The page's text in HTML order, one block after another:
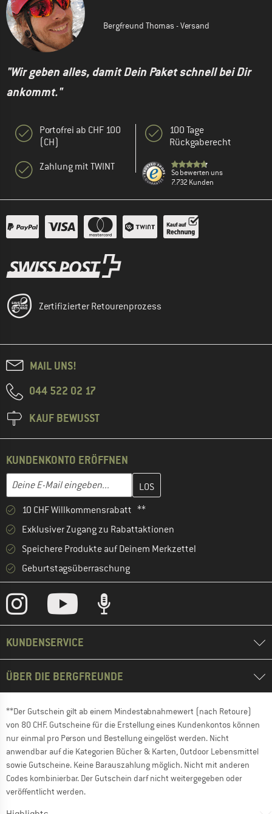
Bergfreund Thomas - Versand
"Wir geben alles, damit Dein Paket schnell bei Dir
ankommt."
Portofrei ab CHF 100
(CH)
Zahlung mit TWINT
100 Tage
Rückgaberecht
So bewerten uns
7.732 Kunden
Zertifizierter Retourenprozess
MAIL UNS!
044 522 02 17
KAUF BEWUSST
KUNDENKONTO ERÖFFNEN
E-Mail-Adresse
Gib hier deine E-Mail-Adresse ein und erstelle im nächsten
10 CHF Willkommensrabatt **
Exklusiver Zugang zu Rabattaktionen
Speichere Produkte auf Deinem Merkzettel
Geburtstagsüberraschung
KUNDENSERVICE
ÜBER DIE BERGFREUNDE
**Der Gutschein gilt ab einem Mindestabnahmewert (nach Retoure)
von 80 CHF. Gutscheine für die Erstellung eines Kundenkontos können
nur einmal pro Person und Bestellung eingelöst werden. Nicht
anwendbar auf die Kategorien Bücher & Karten, Outdoor Lebensmittel
sowie Gutscheine. Keine Barauszahlung möglich. Nicht mit anderen
Codes kombinierbar. Der Gutschein darf nicht weitergegeben oder
veröffentlicht werden.